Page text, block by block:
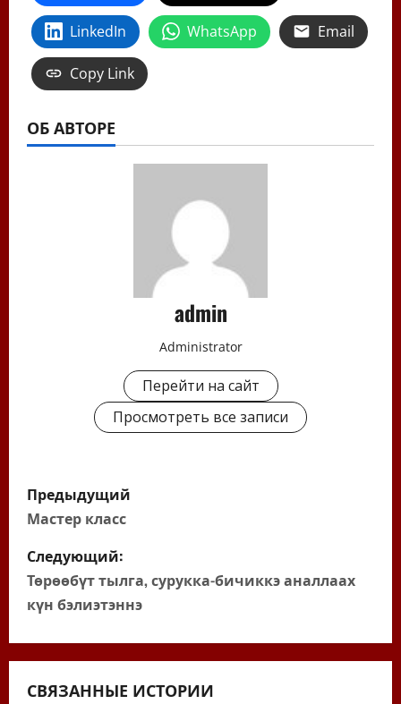
LinkedIn WhatsApp Email
Copy Link
ОБ АВТОРЕ
admin
Administrator
Перейти на сайт
Просмотреть все записи
Н
а
в
и
г
а
Предыдущий
Мастер класс
Следующий:
Төрөөбүт тылга, сурукка-бичиккэ аналлаах
күн бэлиэтэннэ
СВЯЗАННЫЕ ИСТОРИИ